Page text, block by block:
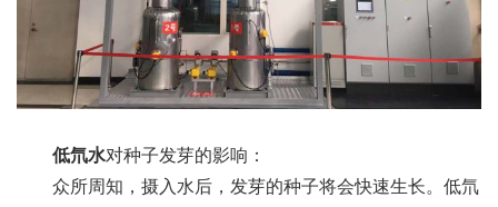
低氘水对种子发芽的影响：
众所周知，摄入水后，发芽的种子将会快速生长。低氘